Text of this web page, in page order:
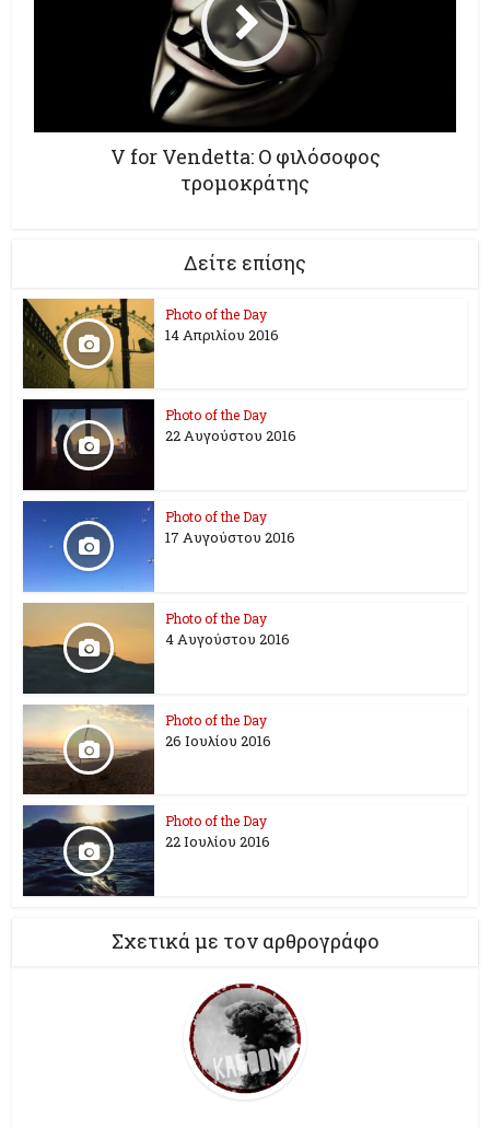
V for Vendetta: Ο φιλόσοφος
Δείτε επίσης
Photo of the Day
14 Απριλίου 2016
Photo of the Day
22 Αυγούστου 2016
Photo of the Day
17 Aυγούστου 2016
Photo of the Day
4 Αυγούστου 2016
Photo of the Day
26 Ioυλίου 2016
Photo of the Day
22 Ιουλίου 2016
Σχετικά με τον αρθρογράφο